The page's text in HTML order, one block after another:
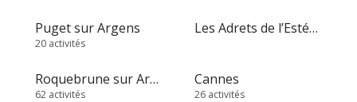
Puget sur Argens
20 activités
Les Adrets de l’Estérel
Roquebrune sur Argens
62 activités
Cannes
26 activités